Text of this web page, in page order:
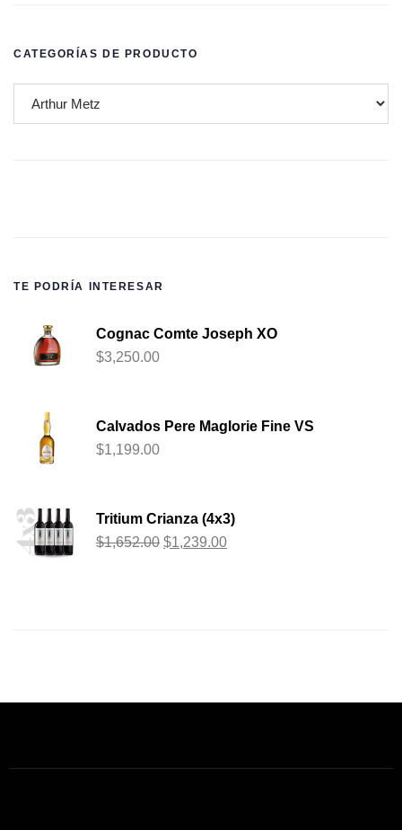
CATEGORÍAS DE PRODUCTO
TE PODRÍA INTERESAR
Cognac Comte Joseph XO
$3,250.00
Calvados Pere Maglorie Fine VS
$1,199.00
Tritium Crianza (4x3)
$1,652.00 $1,239.00